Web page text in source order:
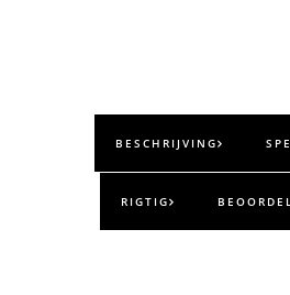
BESCHRIJVING
RIGTIG